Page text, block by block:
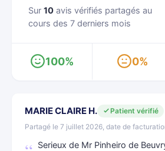
Sur 10 avis vérifiés partagés au
cours des 7 derniers mois
100% 0%
MARIE CLAIRE H.
Patient vérifié
Partagé le 7 juillet 2026, date de
Serieux de Mr Pinheiro de